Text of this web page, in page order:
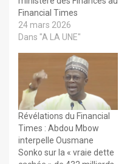
Financial Times
24 mars 2026
Dans "A LA UNE"
Révélations du Financial
Times : Abdou Mbow
interpelle Ousmane
Sonko sur la « vraie dette